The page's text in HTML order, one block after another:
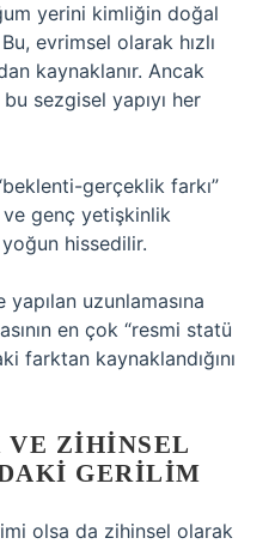
yerini kimliğin doğal
evrimsel olarak hızlı
kaynaklanır. Ancak
sezgisel yapıyı her
gerçeklik farkı”
ve genç yetişkinlik
hissedilir.
uzunlamasına
en çok “resmi statü
farktan kaynaklandığını
ZIHINSEL
GERILIM
olsa da zihinsel olarak